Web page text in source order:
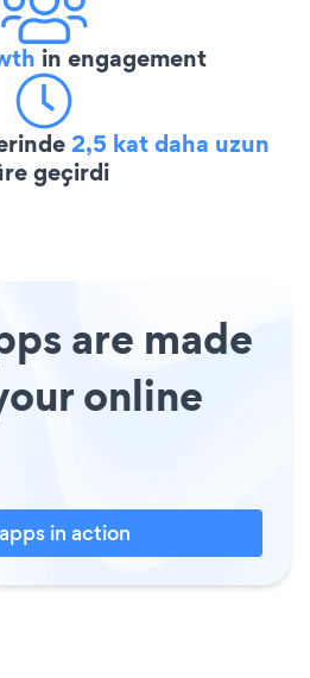
in engagement
2,5 kat daha uzun
geçirdi
are made
online
in action